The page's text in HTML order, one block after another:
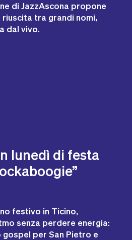
di JazzAscona propone
tra grandi nomi,
dal vivo.
lunedì di festa
festivo in Ticino,
senza perdere energia:
per San Pietro e